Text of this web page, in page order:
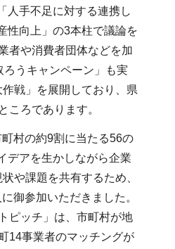
人手不足に対する連携し
性向上」の3本柱で議論を
者や消費者団体などを加
うキャンペーン」も実
戦」を展開しており、県
ころであります。
村の約9割に当たる56の
デアを生かしながら企業
や課題を共有するため、
御参加いただきました。
ピッチ」は、市町村が地
14事業者のマッチングが